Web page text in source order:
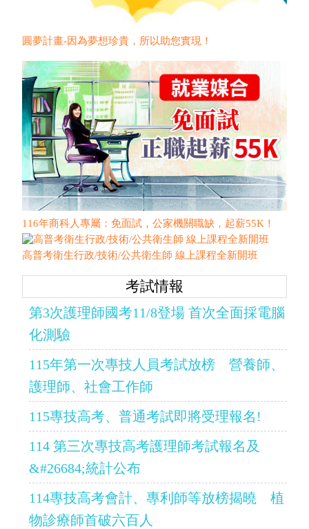
圓夢計畫-因為夢想珍貴，所以助您實現！
116年商科人專屬：免面試，公家機關職缺，起薪55K！
高普考衛生行政/技術/公共衛生師 線上課程全新開班
考試情報
第3次護理師國考11/8登場 首次全面採電腦
化測驗
115年第一次專技人員考試放榜 營養師、
護理師、社會工作師
115專技高考、普通考試即將受理報名!
114 第三次專技高考護理師考試報名及
&#26684;統計公布
114專技高考會計、專利師等放榜揭曉 植
物診療師首破六百人